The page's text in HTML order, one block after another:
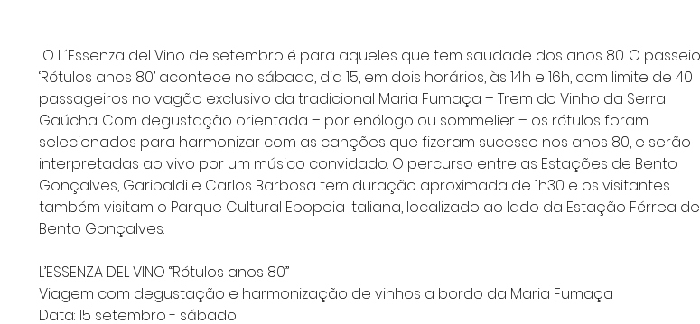
‘Rótulos anos 80’ acontece no sábado, dia 15, em dois horários, às 14h e 16h, com limite de 40
passageiros no vagão exclusivo da tradicional Maria Fumaça – Trem do Vinho da Serra
Gaúcha. Com degustação orientada – por enólogo ou sommelier – os rótulos foram
selecionados para harmonizar com as canções que fizeram sucesso nos anos 80, e serão
interpretadas ao vivo por um músico convidado. O percurso entre as Estações de Bento
Gonçalves, Garibaldi e Carlos Barbosa tem duração aproximada de 1h30 e os visitantes
também visitam o Parque Cultural Epopeia Italiana, localizado ao lado da Estação Férrea de
Bento Gonçalves.
L’ESSENZA DEL VINO “Rótulos anos 80”
Viagem com degustação e harmonização de vinhos a bordo da Maria Fumaça
Data: 15 setembro - sábado